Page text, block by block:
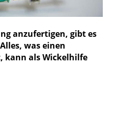
anzufertigen, gibt es
was einen
kann als Wickelhilfe